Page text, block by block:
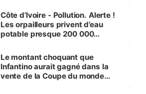
Côte d’Ivoire - Pollution. Alerte !
Les orpailleurs privent d’eau
potable presque 200 000
Le montant choquant que
Infantino aurait gagné dans la
vente de la Coupe du monde